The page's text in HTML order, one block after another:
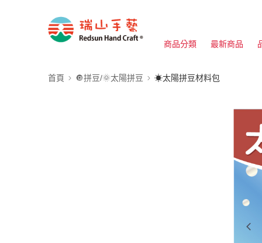
商品分類 最新商品
首頁 🔘拼豆/🌞太陽拼豆 ☀太陽拼豆材料包